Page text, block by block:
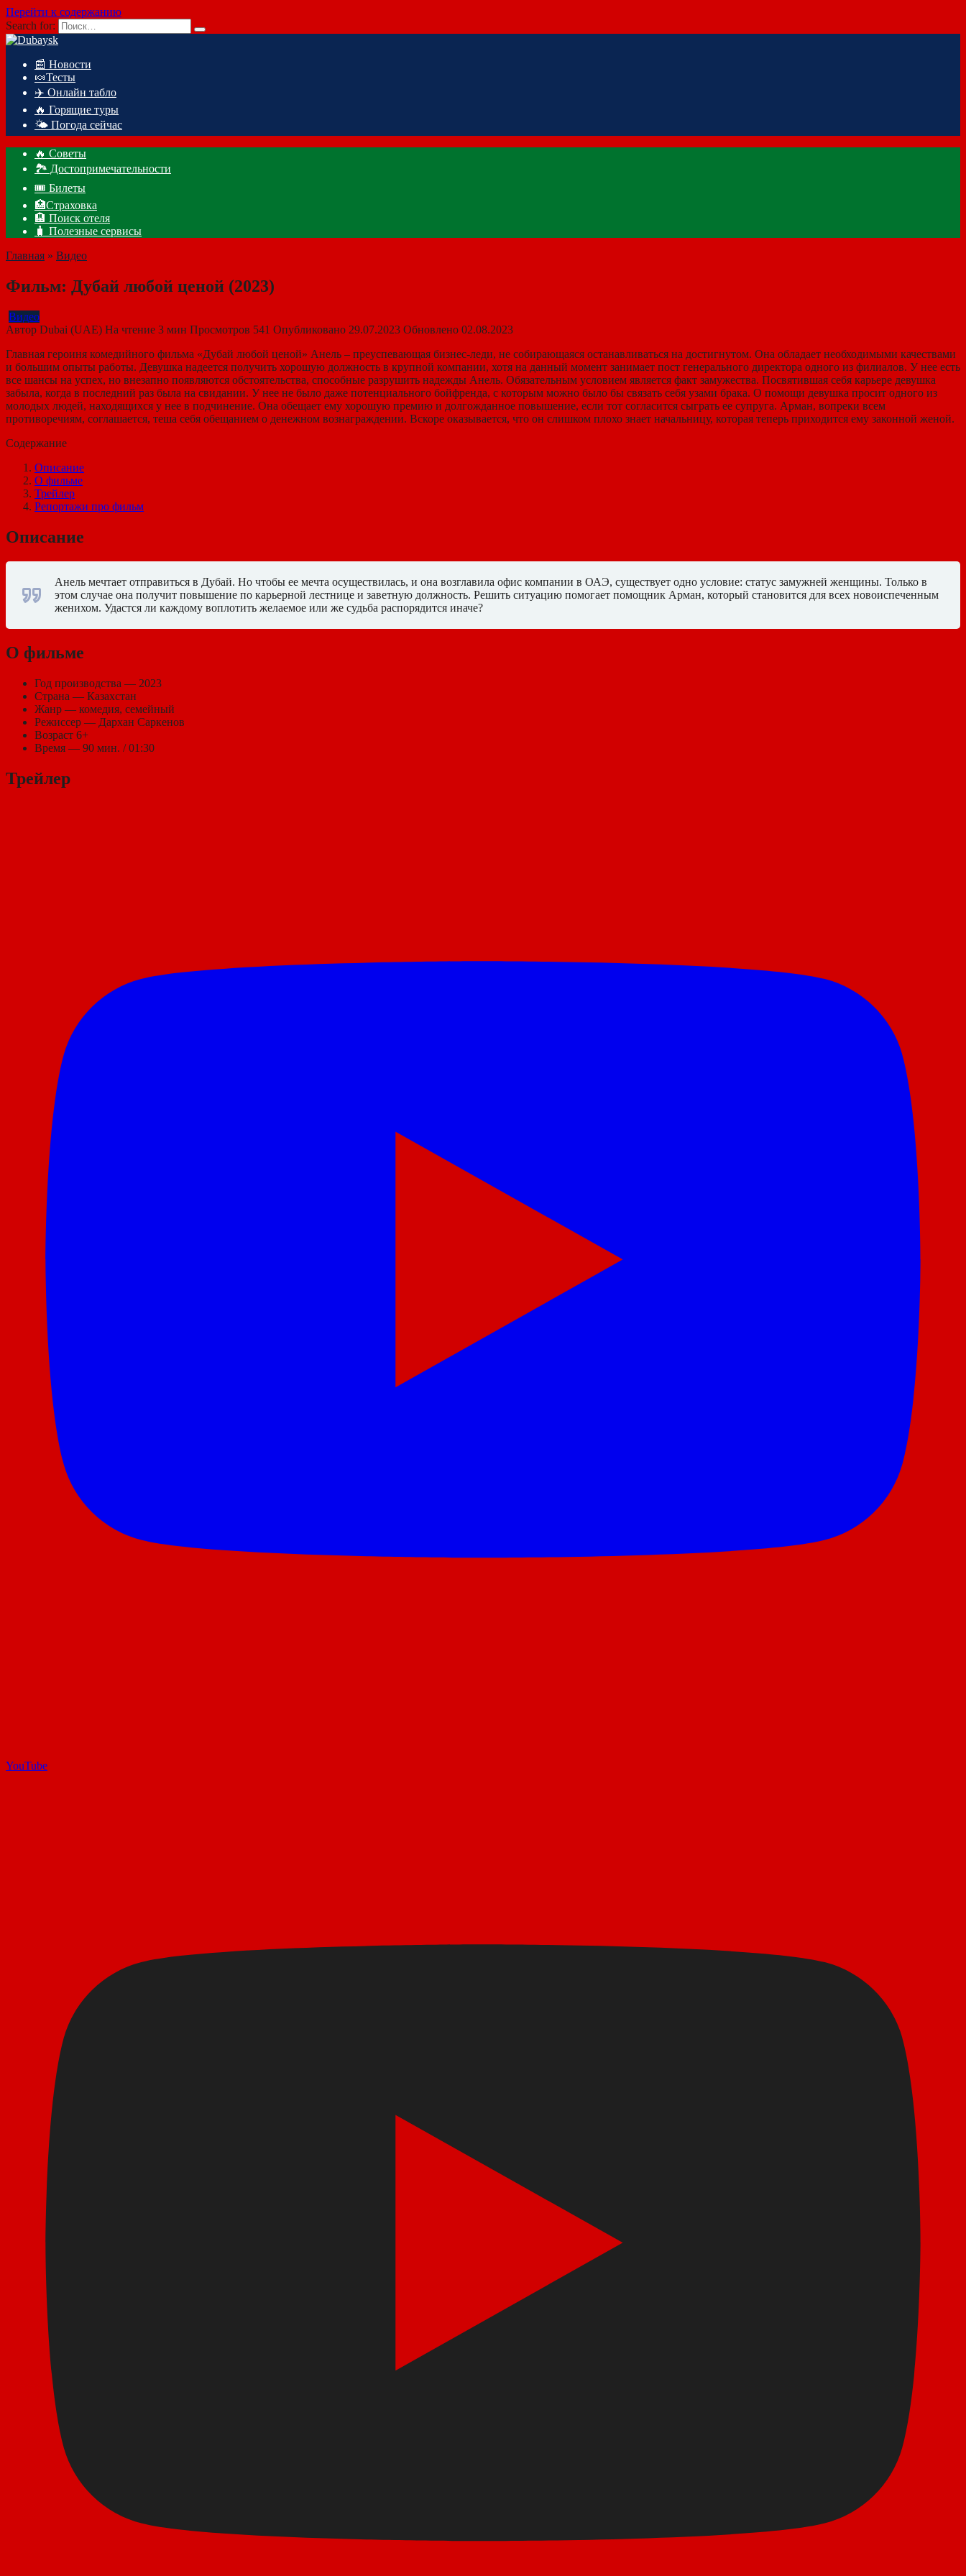
Перейти к содержанию
Search for:
📰 Новости
🍬Тесты
✈️ Онлайн табло
🔥 Горящие туры
🌤️ Погода сейчас
🔥 Советы
🏞️ Достопримечательности
🎟️ Билеты
🏥Страховка
🏨 Поиск отеля
🧳 Полезные сервисы
Главная » Видео
Фильм: Дубай любой ценой (2023)
Видео
Автор Dubai (UAE) На чтение 3 мин Просмотров 541 Опубликовано 29.07.2023 Обновлено 02.08.2023
Главная героиня комедийного фильма «Дубай любой ценой» Анель – преуспевающая бизнес-леди, не собирающаяся останавливаться на достигнутом. Она обладает необходимыми качествами
и большим опыты работы. Девушка надеется получить хорошую должность в крупной компании, хотя на данный момент занимает пост генерального директора одного из филиалов. У нее есть
все шансы на успех, но внезапно появляются обстоятельства, способные разрушить надежды Анель. Обязательным условием является факт замужества. Посвятившая себя карьере девушка
забыла, когда в последний раз была на свидании. У нее не было даже потенциального бойфренда, с которым можно было бы связать себя узами брака. О помощи девушка просит одного из
молодых людей, находящихся у нее в подчинение. Она обещает ему хорошую премию и долгожданное повышение, если тот согласится сыграть ее супруга. Арман, вопреки всем
противоречиям, соглашается, теша себя обещанием о денежном вознаграждении. Вскоре оказывается, что он слишком плохо знает начальницу, которая теперь приходится ему законной женой.
Содержание
Описание
О фильме
Трейлер
Репортажи про фильм
Описание
Анель мечтает отправиться в Дубай. Но чтобы ее мечта осуществилась, и она возглавила офис компании в ОАЭ, существует одно условие: статус замужней женщины. Только в
этом случае она получит повышение по карьерной лестнице и заветную должность. Решить ситуацию помогает помощник Арман, который становится для всех новоиспеченным
женихом. Удастся ли каждому воплотить желаемое или же судьба распорядится иначе?
О фильме
Год производства — 2023
Страна — Казахстан
Жанр — комедия, семейный
Режиссер — Дархан Саркенов
Возраст 6+
Время — 90 мин. / 01:30
Трейлер
YouTube